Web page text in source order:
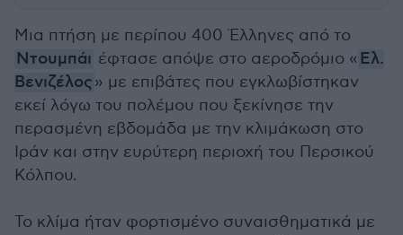
Μια πτήση με περίπου 400 Έλληνες από το
Ντουμπάι έφτασε απόψε στο αεροδρόμιο « Ελ.
Βενιζέλος» με επιβάτες που εγκλωβίστηκαν
εκεί λόγω του πολέμου που ξεκίνησε την
περασμένη εβδομάδα με την κλιμάκωση στο
Ιράν και στην ευρύτερη περιοχή του Περσικού
Κόλπου.
Το κλίμα ήταν φορτισμένο συναισθηματικά με